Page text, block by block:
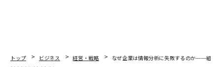
書いた「ラストマイル」の課題を反映しており、コンプ
トップ ビジネス 経営・戦略
なぜ企業は情報分析に失敗するのか──組織